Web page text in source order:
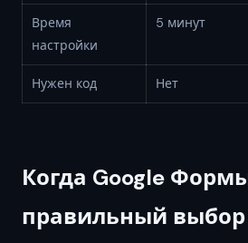
Время
настройки
5 минут
Нужен код Нет
Когда Google
правильный выбор